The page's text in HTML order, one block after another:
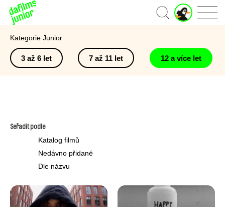
Domů
J
u
o
r
ú
Kategorie Junior
3 až 6 let 7 až 11 let 12 a více let
Seřadit podle
Katalog filmů
Nedávno přidané
Dle názvu